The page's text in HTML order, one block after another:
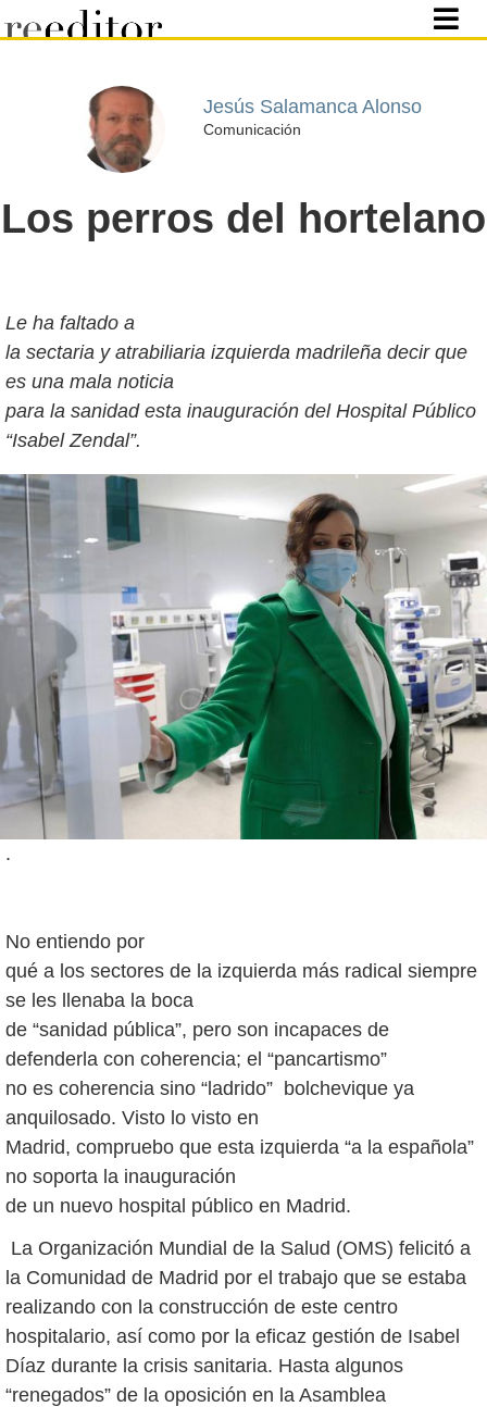
Jesús Salamanca Alonso
Comunicación
Los perros del hortelano
Le ha faltado a
la sectaria y atrabiliaria izquierda madrileña decir que
es una mala noticia
para la sanidad esta inauguración del Hospital Público
“Isabel Zendal”.
.
No entiendo por
qué a los sectores de la izquierda más radical siempre
se les llenaba la boca
de “sanidad pública”, pero son incapaces de
defenderla con coherencia; el “pancartismo”
no es coherencia sino “ladrido” bolchevique ya
anquilosado. Visto lo visto en
Madrid, compruebo que esta izquierda “a la española”
no soporta la inauguración
de un nuevo hospital público en Madrid.
La Organización Mundial de la Salud (OMS) felicitó a
la Comunidad de Madrid por el trabajo que se estaba
realizando con la construcción de este centro
hospitalario, así como por la eficaz gestión de Isabel
Díaz durante la crisis sanitaria. Hasta algunos
“renegados” de la oposición en la Asamblea